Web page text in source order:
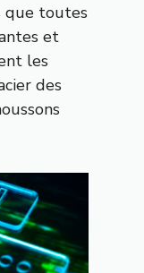
que toutes
et
les
des